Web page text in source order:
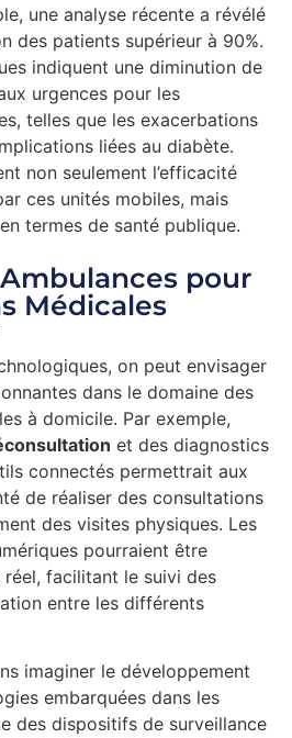
une analyse récente a révélé
des patients supérieur à 90%.
indiquent une diminution de
urgences pour les
telles que les exacerbations
liées au diabète.
non seulement l’efficacité
ces unités mobiles, mais
termes de santé publique.
Ambulances pour
Médicales
on peut envisager
dans le domaine des
à domicile. Par exemple,
et des diagnostics
connectés permettrait aux
de réaliser des consultations
des visites physiques. Les
pourraient être
facilitant le suivi des
entre les différents
imaginer le développement
embarquées dans les
des dispositifs de surveillance